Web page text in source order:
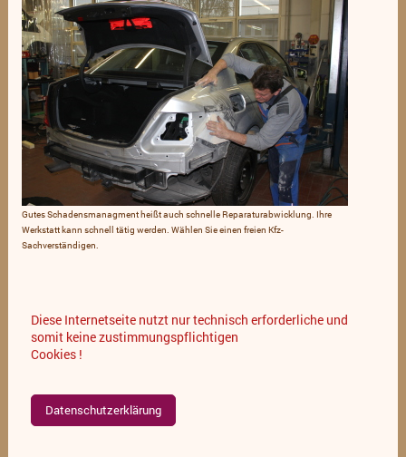
Gutes Schadensmanagment heißt auch schnelle Reparaturabwicklung. Ihre
Werkstatt kann schnell tätig werden. Wählen Sie einen freien Kfz-
Sachverständigen.
Diese Internetseite nutzt nur technisch erforderliche und
somit keine zustimmungspflichtigen
Cookies !
Datenschutzerklärung